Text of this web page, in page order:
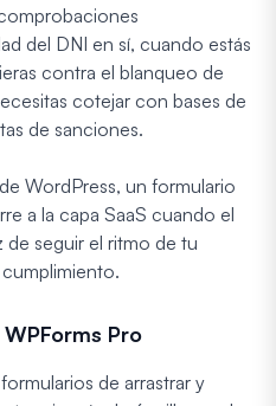
del DNI en sí, cuando estás
contra el blanqueo de
cotejar con bases de
de sanciones.
WordPress, un formulario
a la capa SaaS cuando el
seguir el ritmo de tu
Pro
de arrastrar y